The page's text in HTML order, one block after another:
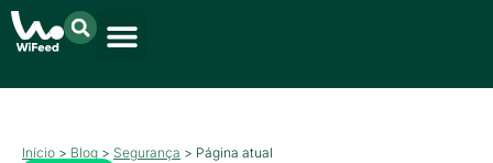
Início > Blog > Segurança > Página atual